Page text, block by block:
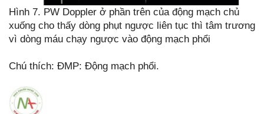
Hình 7. PW Doppler ở phần trên của động mạch chủ
xuống cho thấy dòng phụt ngược liên tục thì tâm trương
vì dòng máu chạy ngược vào động mạch phổi
Chú thích: ĐMP: Động mạch phổi.